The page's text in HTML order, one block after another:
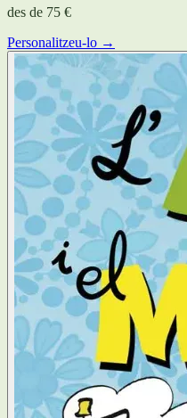
des de 75 €
Personalitzeu-lo →